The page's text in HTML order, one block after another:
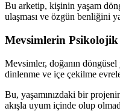
Bu arketip, kişinin yaşam
ulaşması ve özgün benliğini
Mevsimlerin Psikolojik
Mevsimler, doğanın döngüsel
dinlenme ve içe çekilme
Bu, yaşamınızdaki bir
akışla uyum içinde olup